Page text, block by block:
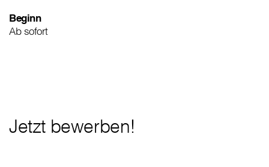
Beginn
Ab sofort
Jetzt bewerben!